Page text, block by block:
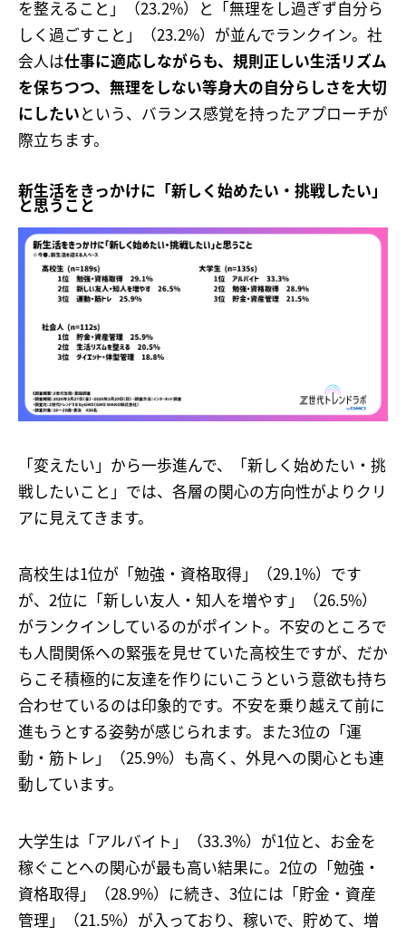
を整えること」（23.2%）と「無理をし過ぎず自分ら
しく過ごすこと」（23.2%）が並んでランクイン。社
会人は仕事に適応しながらも、規則正しい生活リズム
を保ちつつ、無理をしない等身大の自分らしさを大切
にしたいという、バランス感覚を持ったアプローチが
際立ちます。
新生活をきっかけに「新しく始めたい・挑戦したい」
と思うこと
「変えたい」から一歩進んで、「新しく始めたい・挑
戦したいこと」では、各層の関心の方向性がよりクリ
アに見えてきます。
高校生は1位が「勉強・資格取得」（29.1%）です
が、2位に「新しい友人・知人を増やす」（26.5%）
がランクインしているのがポイント。不安のところで
も人間関係への緊張を見せていた高校生ですが、だか
らこそ積極的に友達を作りにいこうという意欲も持ち
合わせているのは印象的です。不安を乗り越えて前に
進もうとする姿勢が感じられます。また3位の「運
動・筋トレ」（25.9%）も高く、外見への関心とも連
動しています。
大学生は「アルバイト」（33.3%）が1位と、お金を
稼ぐことへの関心が最も高い結果に。2位の「勉強・
資格取得」（28.9%）に続き、3位には「貯金・資産
管理」（21.5%）が入っており、稼いで、貯めて、増